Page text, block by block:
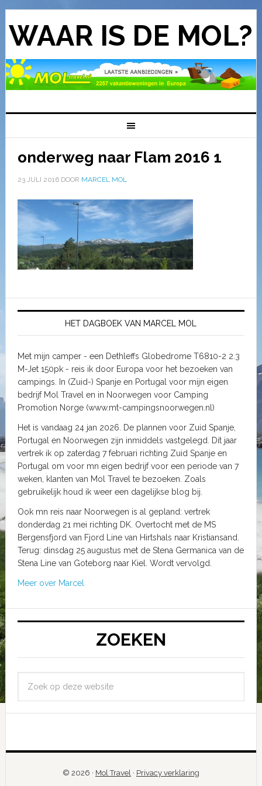
WAAR IS DE MOL?
onderweg naar Flam 2016 1
23 JULI 2016DOOR MARCEL MOL
HET DAGBOEK VAN MARCEL MOL
Met mijn camper - een Dethleffs Globedrome T6810-2 2.3
M-Jet 150pk - reis ik door Europa voor het bezoeken van
campings. In (Zuid-) Spanje en Portugal voor mijn eigen
bedrijf Mol Travel en in Noorwegen voor Camping
Promotion Norge (www.mt-campingsnoorwegen.nl)
Het is vandaag 24 jan 2026. De plannen voor Zuid Spanje,
Portugal en Noorwegen zijn inmiddels vastgelegd. Dit jaar
vertrek ik op zaterdag 7 februari richting Zuid Spanje en
Portugal om voor mn eigen bedrijf voor een periode van 7
weken, klanten van Mol Travel te bezoeken. Zoals
gebruikelijk houd ik weer een dagelijkse blog bij.
Ook mn reis naar Noorwegen is al gepland: vertrek
donderdag 21 mei richting DK. Overtocht met de MS
Bergensfjord van Fjord Line van Hirtshals naar Kristiansand.
Terug: dinsdag 25 augustus met de Stena Germanica van de
Stena Line van Goteborg naar Kiel. Wordt vervolgd.
Meer over Marcel
ZOEKEN
© 2026 · Mol Travel · Privacy verklaring